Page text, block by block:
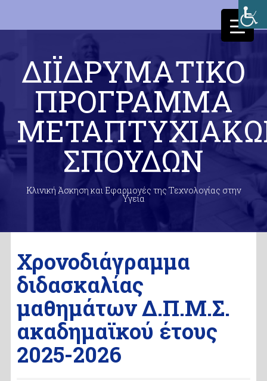
ΔΙΪΔΡΥΜΑΤΙΚΟ
ΠΡΟΓΡΑΜΜΑ
ΣΠΟΥΔΩΝ
Κλινική Άσκηση και Εφαρμογές της Τεχνολογίας στην
Υγεία
Χρονοδιάγραμμα
διδασκαλίας
μαθημάτων Δ.Π.Μ.Σ.
ακαδημαϊκού έτους
2025-2026